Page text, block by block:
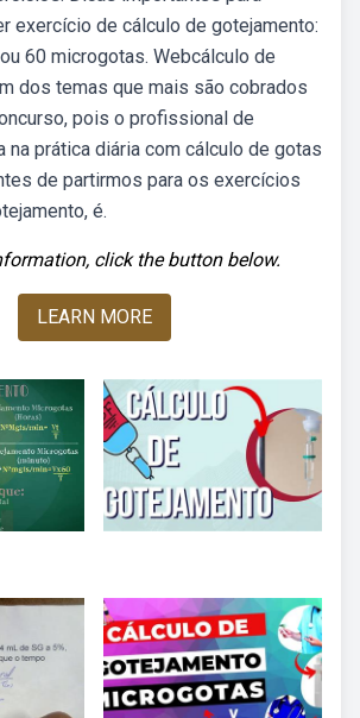
exercício de cálculo de gotejamento:
60 microgotas. Webcálculo de
dos temas que mais são cobrados
pois o profissional de
na prática diária com cálculo de gotas
de partirmos para os exercícios
é.
click the button below.
LEARN MORE